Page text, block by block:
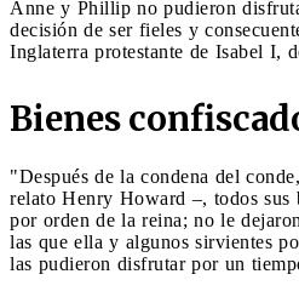
Anne y Phillip no pudieron
decisión de ser fieles y
Inglaterra protestante de Isabel I,
Bienes
"Después de la condena del
relato Henry Howard –, todos sus
por orden de la reina; no le
las que ella y algunos sirvientes
las pudieron disfrutar por un